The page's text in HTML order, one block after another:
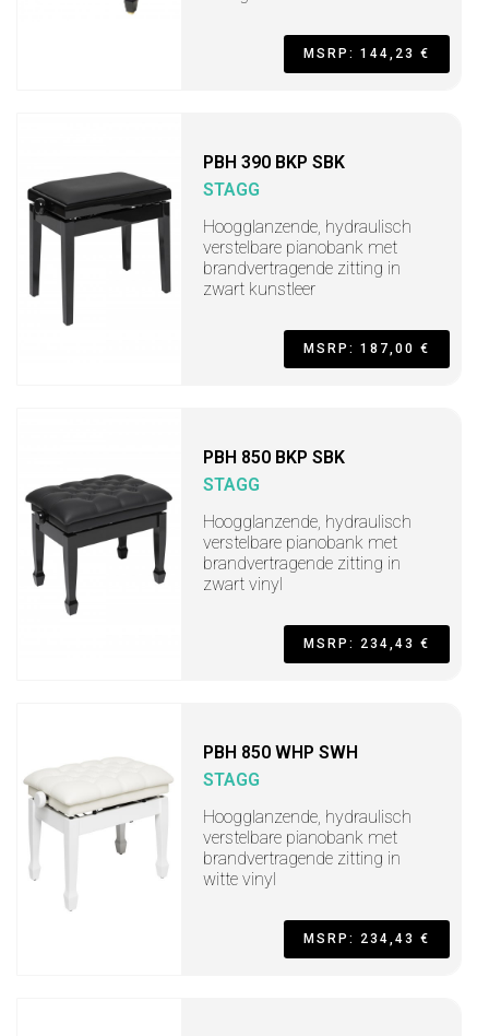
MSRP: 144,23 €
PBH 390 BKP SBK
STAGG
Hoogglanzende, hydraulisch
verstelbare pianobank met
brandvertragende zitting in
zwart kunstleer
MSRP: 187,00 €
PBH 850 BKP SBK
STAGG
Hoogglanzende, hydraulisch
verstelbare pianobank met
brandvertragende zitting in
zwart vinyl
MSRP: 234,43 €
PBH 850 WHP SWH
STAGG
Hoogglanzende, hydraulisch
verstelbare pianobank met
brandvertragende zitting in
witte vinyl
MSRP: 234,43 €